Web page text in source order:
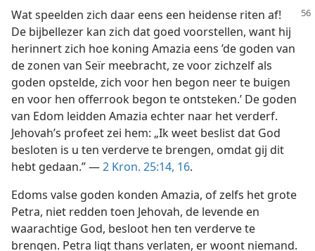
Wat speelden zich daar eens een heidense riten af!
De bijbellezer kan zich dat goed voorstellen, want hij
herinnert zich hoe koning Amazia eens ’de goden van
de zonen van Seïr meebracht, ze voor zichzelf als
goden opstelde, zich voor hen begon neer te buigen
en voor hen offerrook begon te ontsteken.’ De goden
van Edom leidden Amazia echter naar het verderf.
Jehovah’s profeet zei hem: „Ik weet beslist dat God
besloten is u ten verderve te brengen, omdat gij dit
hebt gedaan.” —2 Kron. 25:14, 16.
Edoms valse goden konden Amazia, of zelfs het grote
Petra, niet redden toen Jehovah, de levende en
waarachtige God, besloot hen ten verderve te
brengen. Petra ligt thans verlaten, er woont niemand.